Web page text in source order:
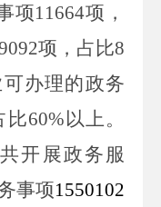
项11664项，
项，占比8
办理的政务
比60% 以上。
开展政务服
事项1550102